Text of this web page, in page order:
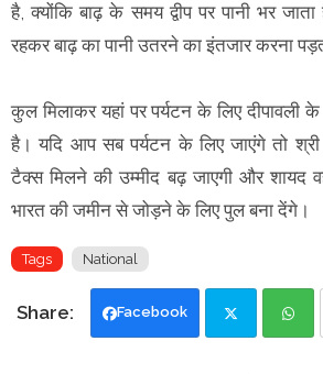
है, क्योंकि बाढ़ के समय द्वीप पर पानी भर
रहकर बाढ़ का पानी उतरने का इंतजार करना
कुल मिलाकर यहां पर पर्यटन के लिए दीपावली
है। यदि आप सब पर्यटन के लिए जाएंगे तो
टैक्स मिलने की उम्मीद बढ़ जाएगी और शायद
भारत की जमीन से जोड़ने के लिए पुल बना देंगे।
Tags National
Facebook